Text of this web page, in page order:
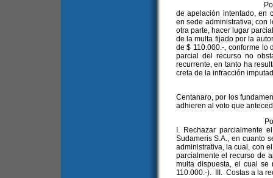
Por ello, voto por
de apelación intentado, en
en sede administrativa, con
otra parte, hacer lugar
de la multa fijado por la
de $ 110.000.-, conforme lo
parcial del recurso no
recurrente, en tanto ha
creta de la infracción
Centanaro, por los
adhieren al voto que
Por lo expuesto,
I. Rechazar parcialmente
Sudameris S.A., en cuanto
administrativa, la cual, con
parcialmente el recurso de
multa dispuesta, el cual
110.000.-). III. Costas a la